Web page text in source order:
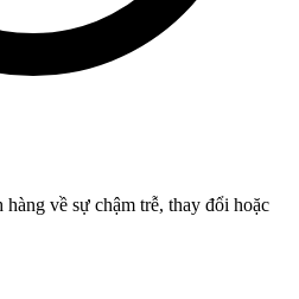
về sự chậm trễ, thay đổi hoặc